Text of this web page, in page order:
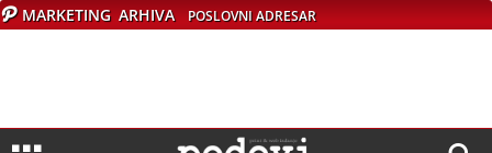
MARKETING ARHIVA POSLOVNI ADRESAR